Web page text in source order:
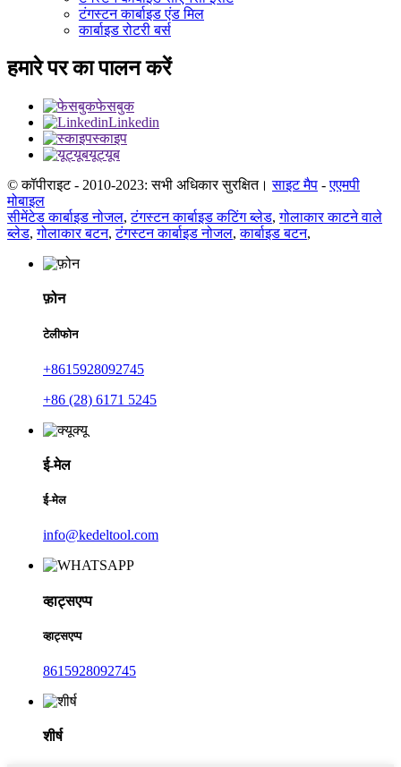
टंगस्टन कार्बाइड एंड मिल
कार्बाइड रोटरी बर्स
हमारे पर का पालन करें
फेसबुक
Linkedin
स्काइप
यूट्यूब
© कॉपीराइट - 2010-2023: सभी अधिकार सुरक्षित। साइट मैप -एएमपी
मोबाइल
सीमेंटेड कार्बाइड नोजल,टंगस्टन कार्बाइड कटिंग ब्लेड,गोलाकार काटने वाले
ब्लेड,गोलाकार बटन,टंगस्टन कार्बाइड नोजल,कार्बाइड बटन,
फ़ोन
टेलीफोन
+8615928092745
+86 (28) 6171 5245
ई-मेल
ई-मेल
info@kedeltool.com
व्हाट्सएप्प
व्हाट्सएप्प
8615928092745
शीर्ष